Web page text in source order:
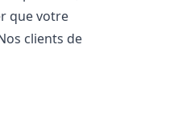
que votre
clients de